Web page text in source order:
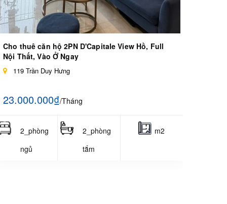
Cho thuê căn hộ 2PN D'Capitale View Hồ, Full
Nội Thất, Vào Ở Ngay
119 Trần Duy Hưng
23.000.000₫/Tháng
2_phòng
ngủ
2_phòng
tắm
m2